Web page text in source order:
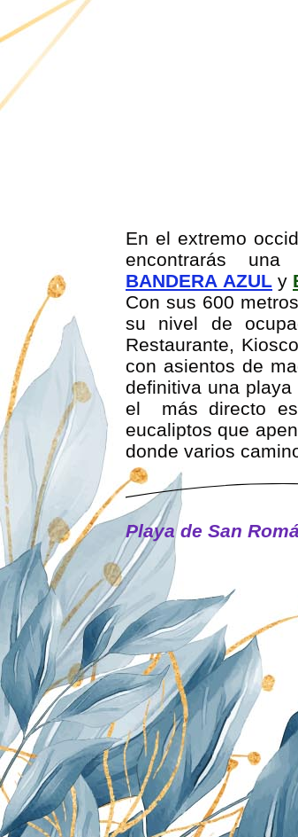
En el extremo
encontrarás
BANDERA AZUL y
Con sus 600
su nivel de
Restaurante,
con asientos de
definitiva una playa
el más directo es
eucaliptos que
donde varios
Playa de San
PLAYA DE SAN ROMAN 3